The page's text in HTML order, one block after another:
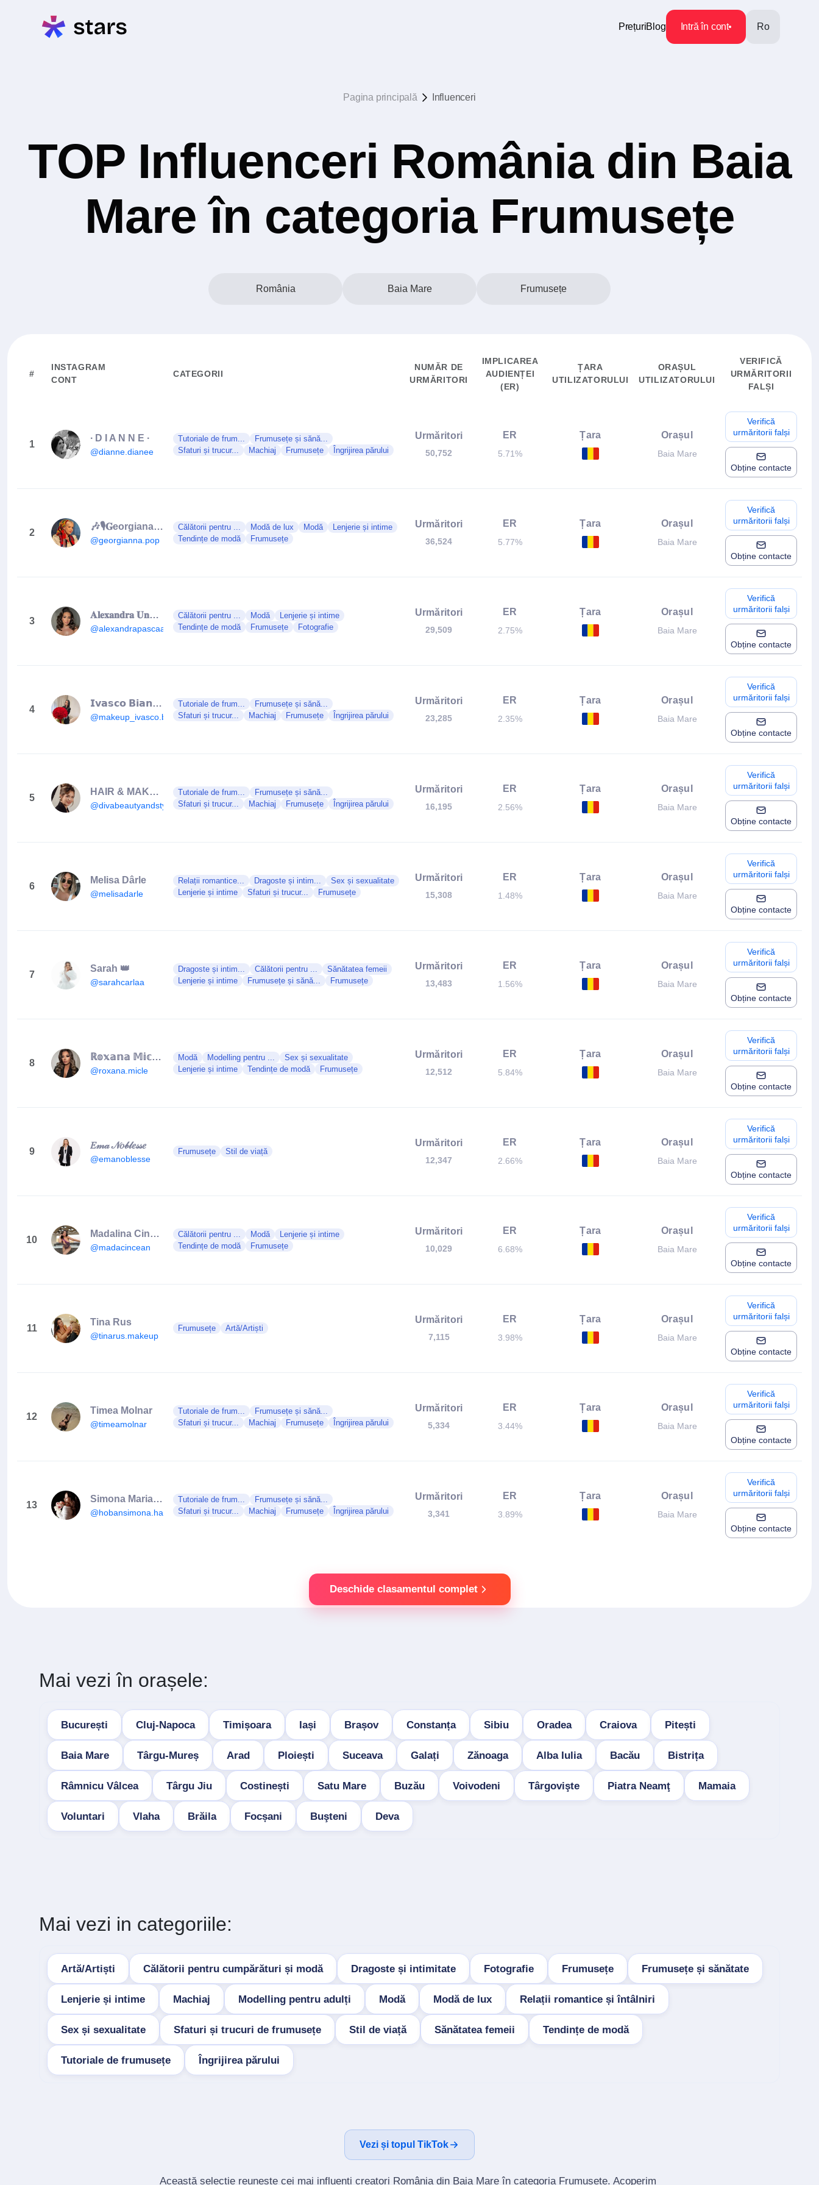
PrețuriBlog Intră în cont Ro
Pagina principală Influenceri
TOP Influenceri România din Baia
Mare în categoria Frumusețe
România Baia Mare Frumusețe
#
INSTAGRAM
CONT
CATEGORII
NUMĂR DE
URMĂRITORI
IMPLICAREA
AUDIENȚEI
(ER)
ȚARA
UTILIZATORULUI
ORAȘUL
UTILIZATORULUI
VERIFICĂ
URMĂRITORII
FALȘI
1
∙ D I A N N E ∙
@dianne.dianee
Tutoriale de frum...
Frumusețe și sănă...
Sfaturi și trucur...
Machiaj Frumusețe Îngrijirea părului
Urmăritori
50,752
ER
5.71%
Țara Orașul
Baia Mare
Verifică
urmăritorii falși
Obține contacte
2
🎶🎙𝐆eorgiana 𝐏op🎙🎶
@georgianna.pop
Călătorii pentru ... Modă de lux Modă
Lenjerie și intime
Tendințe de modă
Frumusețe
Urmăritori
36,524
ER
5.77%
Țara Orașul
Baia Mare
Verifică
urmăritorii falși
Obține contacte
3
𝐀𝐥𝐞𝐱𝐚𝐧𝐝𝐫𝐚 𝐔𝐧𝐠𝐮𝐫
@alexandrapascaa
Călătorii pentru ... Modă
Lenjerie și intime
Tendințe de modă
Frumusețe Fotografie
Urmăritori
29,509
ER
2.75%
Țara Orașul
Baia Mare
Verifică
urmăritorii falși
Obține contacte
4
𝗜𝘃𝗮𝘀𝗰𝗼 𝗕𝗶𝗮𝗻𝗰𝗮 𝗔𝗺𝗮𝗹𝗶𝗮 𝗠𝗮𝗸𝗲𝘂𝗽 𝗔𝗿𝘁𝗶𝘀𝘁 💄
@makeup_ivasco.biancaamalia
Tutoriale de frum...
Frumusețe și sănă...
Sfaturi și trucur...
Machiaj Frumusețe Îngrijirea părului
Urmăritori
23,285
ER
2.35%
Țara Orașul
Baia Mare
Verifică
urmăritorii falși
Obține contacte
5
HAIR & MAKEUP by SIMONA
@divabeautyandstyle
Tutoriale de frum...
Frumusețe și sănă...
Sfaturi și trucur...
Machiaj Frumusețe Îngrijirea părului
Urmăritori
16,195
ER
2.56%
Țara Orașul
Baia Mare
Verifică
urmăritorii falși
Obține contacte
6
Melisa Dârle
@melisadarle
Relații romantice... Dragoste și intim...
Sex și sexualitate
Lenjerie și intime
Sfaturi și trucur... Frumusețe
Urmăritori
15,308
ER
1.48%
Țara Orașul
Baia Mare
Verifică
urmăritorii falși
Obține contacte
7
Sarah 👑
@sarahcarlaa
Dragoste și intim... Călătorii pentru ...
Sănătatea femeii
Lenjerie și intime
Frumusețe și sănă... Frumusețe
Urmăritori
13,483
ER
1.56%
Țara Orașul
Baia Mare
Verifică
urmăritorii falși
Obține contacte
8
ℝ𝕠𝕩𝕒𝕟𝕒 𝕄𝕚𝕔𝕝𝕖-ℙ𝕖𝕣𝕤𝕠𝕟𝕒𝕝 𝕥𝕣𝕒𝕚𝕟𝕖𝕣
@roxana.micle
Modă Modelling pentru ...
Sex și sexualitate
Lenjerie și intime
Tendințe de modă Frumusețe
Urmăritori
12,512
ER
5.84%
Țara Orașul
Baia Mare
Verifică
urmăritorii falși
Obține contacte
9
𝐸𝓂𝒶 𝒩𝑜𝒷𝓁𝑒𝓈𝓈𝑒
@emanoblesse
Frumusețe Stil de viață
Urmăritori
12,347
ER
2.66%
Țara Orașul
Baia Mare
Verifică
urmăritorii falși
Obține contacte
10
Madalina Cincean
@madacincean
Călătorii pentru ... Modă
Lenjerie și intime
Tendințe de modă
Frumusețe
Urmăritori
10,029
ER
6.68%
Țara Orașul
Baia Mare
Verifică
urmăritorii falși
Obține contacte
11
Tina Rus
@tinarus.makeup
Frumusețe Artă/Artiști
Urmăritori
7,115
ER
3.98%
Țara Orașul
Baia Mare
Verifică
urmăritorii falși
Obține contacte
12
Timea Molnar
@timeamolnar
Tutoriale de frum...
Frumusețe și sănă...
Sfaturi și trucur...
Machiaj Frumusețe Îngrijirea părului
Urmăritori
5,334
ER
3.44%
Țara Orașul
Baia Mare
Verifică
urmăritorii falși
Obține contacte
13
Simona Maria Hoban
@hobansimona.hairdresser
Tutoriale de frum...
Frumusețe și sănă...
Sfaturi și trucur...
Machiaj Frumusețe Îngrijirea părului
Urmăritori
3,341
ER
3.89%
Țara Orașul
Baia Mare
Verifică
urmăritorii falși
Obține contacte
Deschide clasamentul complet
Mai vezi în orașele:
București Cluj-Napoca Timișoara Iași Brașov Constanța Sibiu Oradea Craiova Pitești
Baia Mare Târgu-Mureș Arad Ploiești Suceava Galați Zănoaga Alba Iulia Bacău Bistrița
Râmnicu Vâlcea Târgu Jiu Costinești Satu Mare Buzău Voivodeni Târgovişte Piatra Neamţ Mamaia
Voluntari Vlaha Brăila Focșani Buşteni Deva
Mai vezi in categoriile:
Artă/Artiști Călătorii pentru cumpărături și modă Dragoste și intimitate Fotografie Frumusețe Frumusețe și sănătate
Lenjerie și intime Machiaj Modelling pentru adulți Modă Modă de lux Relații romantice și întâlniri
Sex și sexualitate Sfaturi și trucuri de frumusețe Stil de viață Sănătatea femeii Tendințe de modă
Tutoriale de frumusețe Îngrijirea părului
Vezi și topul TikTok
Această selecție reunește cei mai influenți creatori România din Baia Mare în categoria Frumusețe. Acoperim